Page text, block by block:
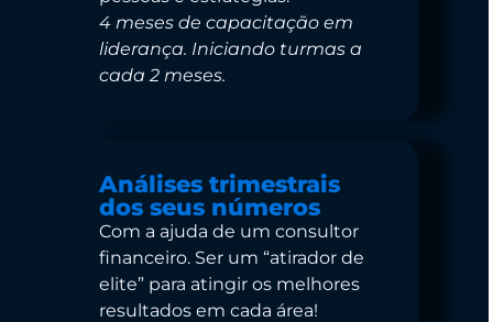
4 meses de capacitação em
liderança. Iniciando turmas a
cada 2 meses.
Análises trimestrais
dos seus números
Com a ajuda de um consultor
financeiro. Ser um “atirador de
elite” para atingir os melhores
resultados em cada área!